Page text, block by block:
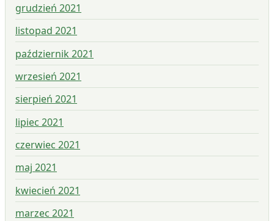
grudzień 2021
listopad 2021
październik 2021
wrzesień 2021
sierpień 2021
lipiec 2021
czerwiec 2021
maj 2021
kwiecień 2021
marzec 2021